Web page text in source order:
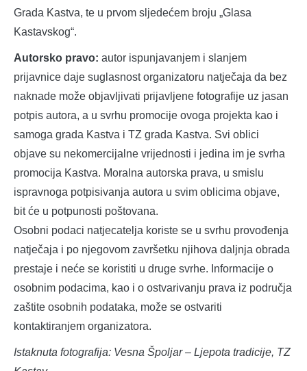
Grada Kastva, te u prvom sljedećem broju „Glasa
Kastavskog“.
Autorsko pravo: autor ispunjavanjem i slanjem
prijavnice daje suglasnost organizatoru natječaja da bez
naknade može objavljivati prijavljene fotografije uz jasan
potpis autora, a u svrhu promocije ovoga projekta kao i
samoga grada Kastva i TZ grada Kastva. Svi oblici
objave su nekomercijalne vrijednosti i jedina im je svrha
promocija Kastva. Moralna autorska prava, u smislu
ispravnoga potpisivanja autora u svim oblicima objave,
bit će u potpunosti poštovana.
Osobni podaci natjecatelja koriste se u svrhu provođenja
natječaja i po njegovom završetku njihova daljnja obrada
prestaje i neće se koristiti u druge svrhe. Informacije o
osobnim podacima, kao i o ostvarivanju prava iz područja
zaštite osobnih podataka, može se ostvariti
kontaktiranjem organizatora.
Istaknuta fotografija: Vesna Špoljar – Ljepota tradicije, TZ